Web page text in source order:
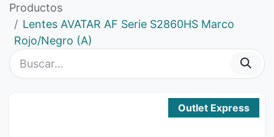
Productos
Lentes AVATAR AF Serie S2860HS Marco
Rojo/Negro (A)
Outlet Express